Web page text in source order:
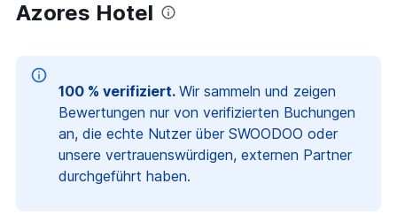
Azores Hotel
100 % verifiziert. Wir sammeln und zeigen
Bewertungen nur von verifizierten Buchungen
an, die echte Nutzer über SWOODOO oder
unsere vertrauenswürdigen, externen Partner
durchgeführt haben.